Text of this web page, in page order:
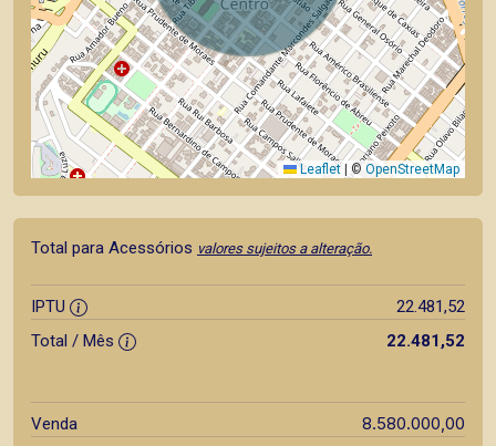
Leaflet | © OpenStreetMap
Total para Acessórios valores sujeitos a alteração.
IPTU
22.481,52
Total / Mês
22.481,52
Venda 8.580.000,00